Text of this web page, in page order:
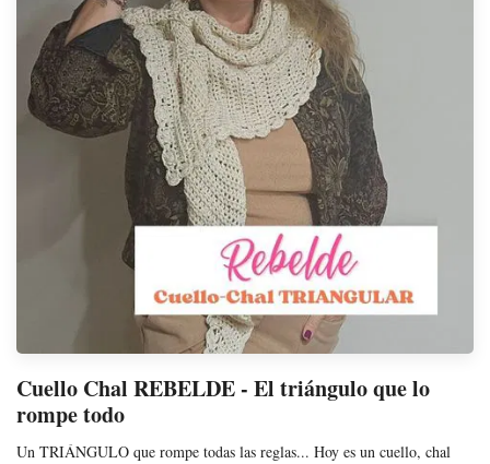
Cuello Chal REBELDE - El triángulo que lo
rompe todo
Un TRIÁNGULO que rompe todas las reglas... Hoy es un cuello, chal